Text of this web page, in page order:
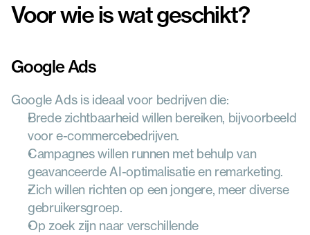
Voor wie is wat geschikt?
Google Ads
Google Ads is ideaal voor bedrijven die:
Brede zichtbaarheid willen bereiken, bijvoorbeeld
voor e-commercebedrijven.
Campagnes willen runnen met behulp van
geavanceerde AI-optimalisatie en remarketing.
Zich willen richten op een jongere, meer diverse
gebruikersgroep.
Op zoek zijn naar verschillende